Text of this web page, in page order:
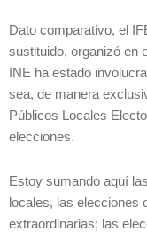
Dato comparativo, el
sustituido, organizó en
INE ha estado
sea, de manera
Públicos Locales
elecciones.
Estoy sumando aquí
locales, las elecciones
extraordinarias; las